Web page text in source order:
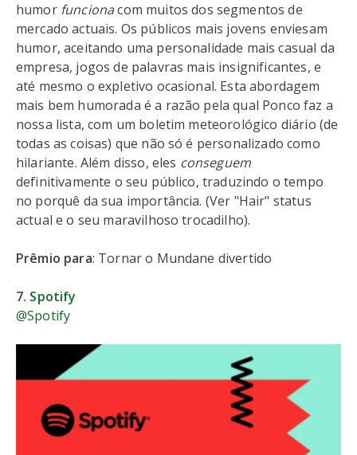
humor funcionacom muitos dos segmentos de
mercado actuais. Os públicos mais jovens enviesam
humor, aceitando uma personalidade mais casual da
empresa, jogos de palavras mais insignificantes, e
até mesmo o expletivo ocasional. Esta abordagem
mais bem humorada é a razão pela qual Ponco faz a
nossa lista, com um boletim meteorológico diário (de
todas as coisas) que não só é personalizado como
hilariante. Além disso, eles conseguem
definitivamente o seu público, traduzindo o tempo
no porquê da sua importância. (Ver "Hair" status
actual e o seu maravilhoso trocadilho).
Prêmio para: Tornar o Mundane divertido
7. Spotify
@Spotify